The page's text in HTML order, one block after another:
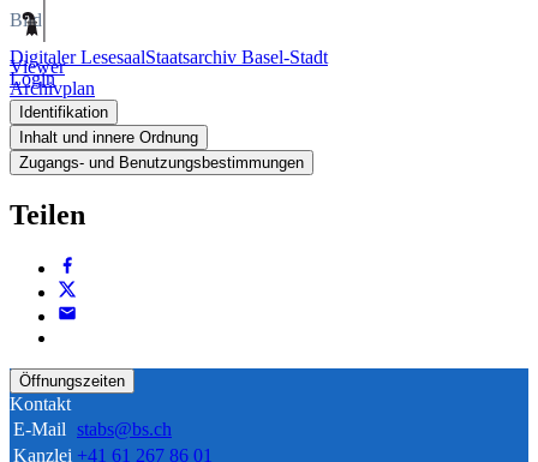
Digitaler LesesaalStaatsarchiv Basel-Stadt
Login
Bild
Viewer
Archivplan
Identifikation
Inhalt und innere Ordnung
Zugangs- und Benutzungsbestimmungen
Teilen
Öffnungszeiten
Kontakt
E-Mail stabs@bs.ch
Kanzlei +41 61 267 86 01